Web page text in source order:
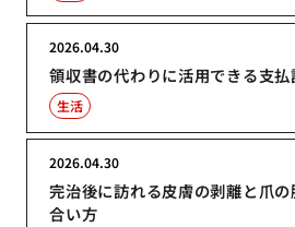
領収書の代わりに活用できる支
2026.04.30
生活
完治後に訪れる皮膚の剥離と爪
合い方
2026.04.30